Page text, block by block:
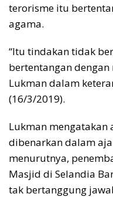
terorisme itu
agama.
“Itu tindakan tidak
bertentangan
Lukman dalam
(16/3/2019).
Lukman mengatakan
dibenarkan dalam
menurutnya,
Masjid di Selandia
tak bertanggung